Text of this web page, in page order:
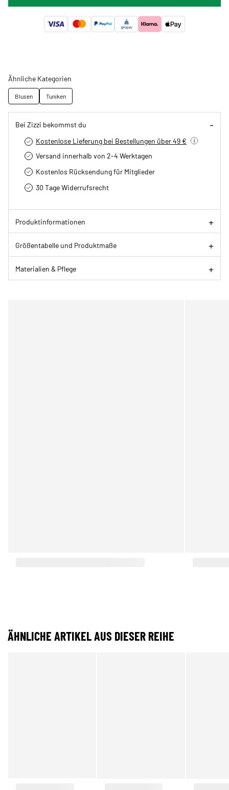
Ähnliche Kategorien
Blusen Tuniken
Bei Zizzi bekommst du
Kostenlose Lieferung bei Bestellungen über 49 €
Versand innerhalb von 2-4 Werktagen
Kostenlos Rücksendung für Mitglieder
30 Tage Widerrufsrecht
Produktinformationen
Größentabelle und Produktmaße
Materialien & Pflege
ÄHNLICHE ARTIKEL AUS DIESER REIHE